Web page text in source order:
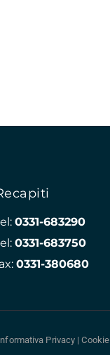
0331-683290
0331-683750
0331-380680
Privacy |Cookie